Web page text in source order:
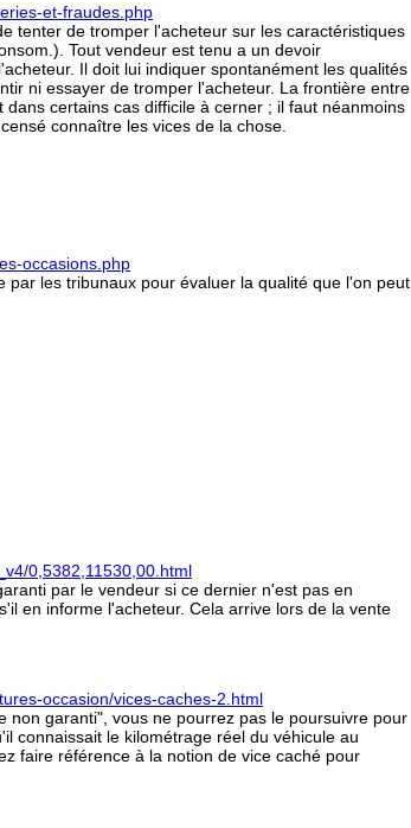
et-fraudes.php
tenter de tromper l'acheteur sur les caractéristiques
Tout vendeur est tenu a un devoir
Il doit lui indiquer spontanément les qualités
ni essayer de tromper l'acheteur. La frontière entre
certains cas difficile à cerner ; il faut néanmoins
connaître les vices de la chose.
occasions.php
par les tribunaux pour évaluer la qualité que l'on peut
0,5382,11530,00.html
par le vendeur si ce dernier n'est pas en
en informe l'acheteur. Cela arrive lors de la vente
occasion/vices-caches-2.html
non garanti", vous ne pourrez pas le poursuivre pour
connaissait le kilométrage réel du véhicule au
faire référence à la notion de vice caché pour